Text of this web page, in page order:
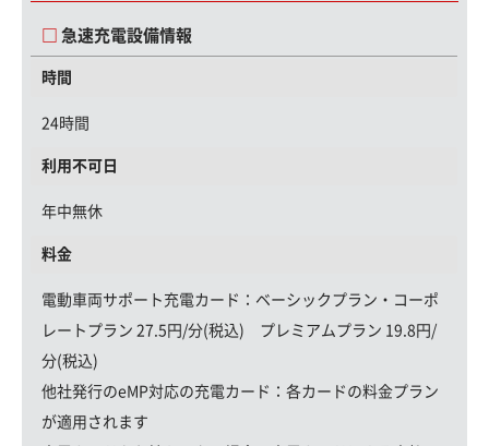
急速充電設備情報
時間
24時間
利用不可日
年中無休
料金
電動車両サポート充電カード ：ベーシックプラン・コーポ
レートプラン 27.5円/分(税込) プレミアムプラン 19.8円/
分(税込)
他社発行のeMP対応の充電カード：各カードの料金プラン
が適用されます